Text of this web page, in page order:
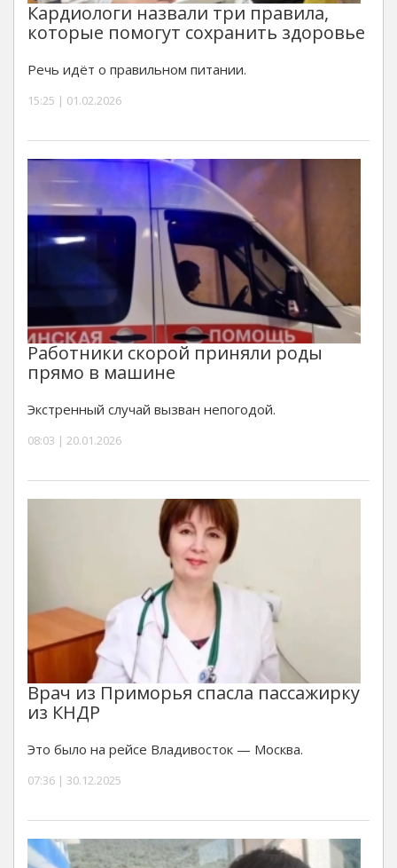
Кардиологи назвали три правила,
которые помогут сохранить здоровье
Речь идёт о правильном питании.
15:25 | 01.02.2026
Работники скорой приняли роды
прямо в машине
Экстренный случай вызван непогодой.
08:03 | 20.01.2026
Врач из Приморья спасла пассажирку
из КНДР
Это было на рейсе Владивосток — Москва.
07:36 | 30.12.2025